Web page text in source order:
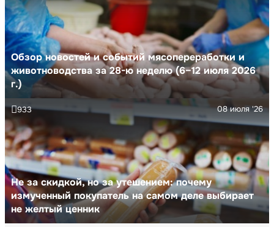
Обзор новостей и событий мясопереработки и
животноводства за 28-ю неделю (6–12 июля 2026
г.)
Не за скидкой, но за утешением: почему
измученный покупатель на самом деле выбирает
не желтый ценник
08 июля '26
933